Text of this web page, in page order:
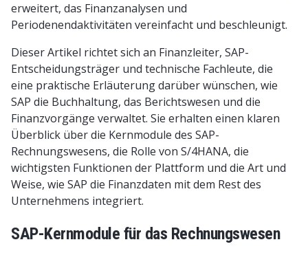
erweitert, das Finanzanalysen und
Periodenendaktivitäten vereinfacht und beschleunigt.
Dieser Artikel richtet sich an Finanzleiter, SAP-
Entscheidungsträger und technische Fachleute, die
eine praktische Erläuterung darüber wünschen, wie
SAP die Buchhaltung, das Berichtswesen und die
Finanzvorgänge verwaltet. Sie erhalten einen klaren
Überblick über die Kernmodule des SAP-
Rechnungswesens, die Rolle von S/4HANA, die
wichtigsten Funktionen der Plattform und die Art und
Weise, wie SAP die Finanzdaten mit dem Rest des
Unternehmens integriert.
SAP-Kernmodule für das Rechnungswesen